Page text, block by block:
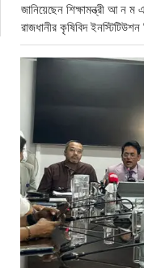
জানিয়েছেন শিক্ষামন্ত্রী আ
রাজধানীর কৃষিবিদ